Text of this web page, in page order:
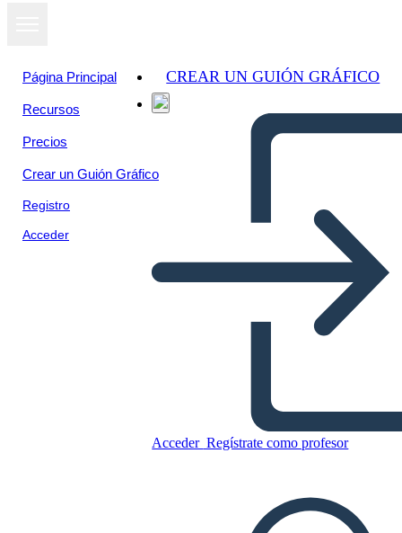
Página Principal
Recursos
Precios
Crear un Guión Gráfico
Registro
Acceder
CREAR UN GUIÓN GRÁFICO
Acceder Regístrate como profesor
CREAR UN GUIÓN GRÁFICO
Ver como
presentación